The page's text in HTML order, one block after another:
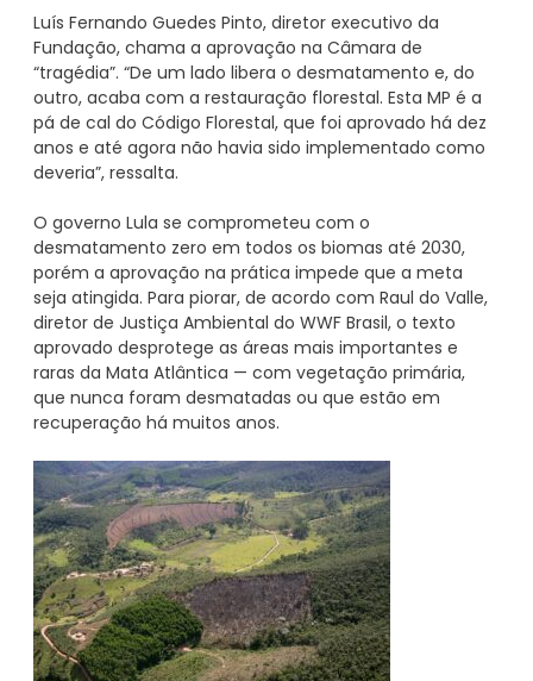
Luís Fernando Guedes Pinto, diretor executivo da
Fundação, chama a aprovação na Câmara de
“tragédia”. “De um lado libera o desmatamento e, do
outro, acaba com a restauração florestal. Esta MP é a
pá de cal do Código Florestal, que foi aprovado há dez
anos e até agora não havia sido implementado como
deveria”, ressalta.
O governo Lula se comprometeu com o
desmatamento zero em todos os biomas até 2030,
porém a aprovação na prática impede que a meta
seja atingida. Para piorar, de acordo com Raul do Valle,
diretor de Justiça Ambiental do WWF Brasil, o texto
aprovado desprotege as áreas mais importantes e
raras da Mata Atlântica — com vegetação primária,
que nunca foram desmatadas ou que estão em
recuperação há muitos anos.